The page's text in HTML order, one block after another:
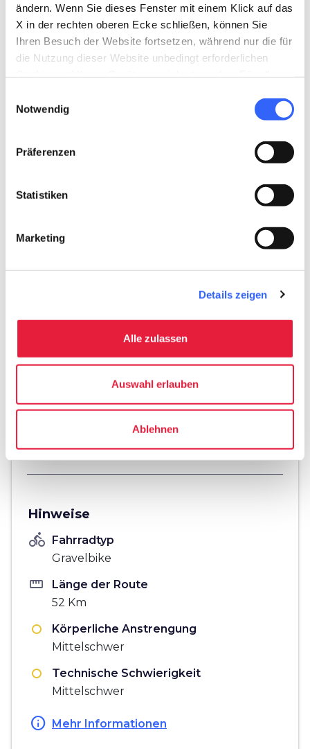
ändern. Wenn Sie dieses Fenster mit einem Klick auf das
X in der rechten oberen Ecke schließen, können Sie
Ihren Besuch der Website fortsetzen, während nur die für
die Nutzung dieser Website unbedingt erforderlichen
Zustimmung.
Notwendig
Präferenzen
Statistiken
Marketing
Details zeigen
Alle zulassen
Auswahl erlauben
Ablehnen
So beginnen wir, uns wieder dem
Ausgangspunkt zu nähern. Wir überqueren
Albergo und dasUmland von Spoiano, um
Marciano della Chiana, am Ende einer Strecke
vertical_align_bottom 241 mt
Hinweise
directions_bike Fahrradtyp
Gravelbike
straighten
Länge der Route
52 Km
Körperliche Anstrengung
Mittelschwer
Technische Schwierigkeit
Mittelschwer
info Mehr Informationen